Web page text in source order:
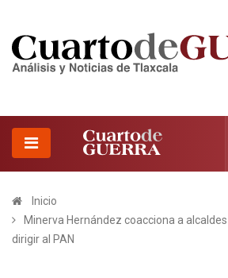
Inicio
Minerva Hernández coacciona a
dirigir al PAN